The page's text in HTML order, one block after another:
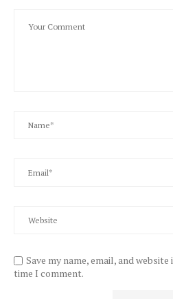
Save my name, email, and
time I comment.